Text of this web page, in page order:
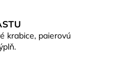
krabice, paierovú